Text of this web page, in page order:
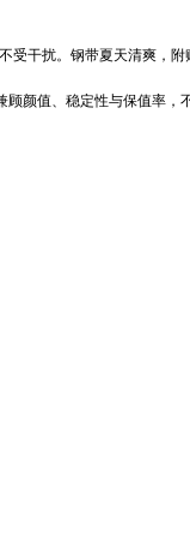
干扰。钢带夏天清爽，附
颜值、稳定性与保值率